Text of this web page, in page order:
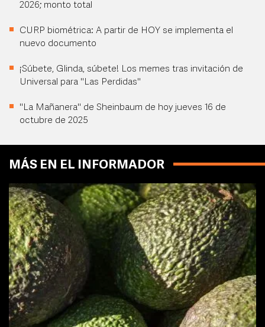
2026; monto total
CURP biométrica: A partir de HOY se implementa el
nuevo documento
¡Súbete, Glinda, súbete! Los memes tras invitación de
Universal para "Las Perdidas"
"La Mañanera" de Sheinbaum de hoy jueves 16 de
octubre de 2025
MÁS EN EL INFORMADOR